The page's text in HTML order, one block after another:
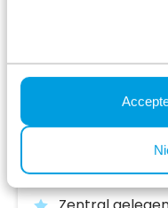
Résidence
8.5 861
Luxuriöse,